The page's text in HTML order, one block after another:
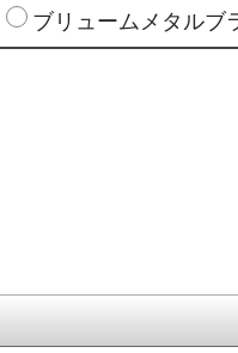
ブリュームメタルブ